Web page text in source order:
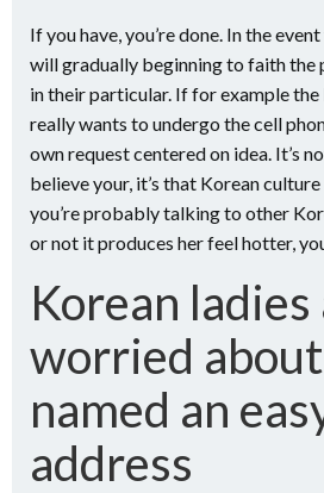
If you have, you’re done. In the event
will gradually beginning to faith the
in their particular. If for example
really wants to undergo the cell
own request centered on idea. It’s
believe your, it’s that Korean
you’re probably talking to other
or not it produces her feel hotter,
Korean ladies
worried
named an
address